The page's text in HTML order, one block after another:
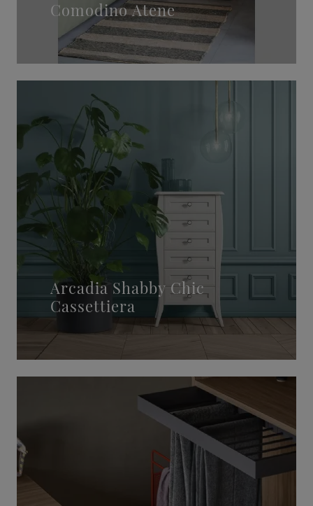
Comodino Atene
Arcadia Shabby Chic
Cassettiera